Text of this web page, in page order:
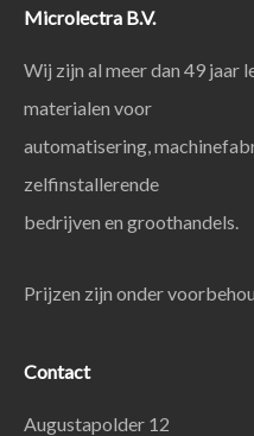
Microlectra B.V.
Wij zijn al meer dan 49 jaar
materialen voor
automatisering,
zelfinstallerende
bedrijven en groothandels.
Prijzen zijn onder
Contact
Augustapolder 12